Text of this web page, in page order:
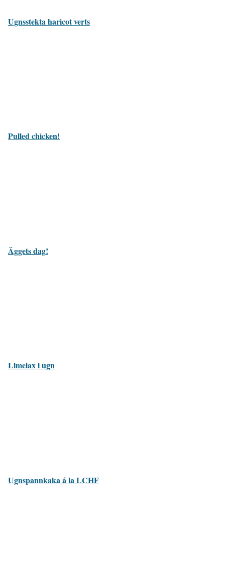
Ugnsstekta haricot verts
Pulled chicken!
Äggets dag!
Limelax i ugn
Ugnspannkaka á la LCHF